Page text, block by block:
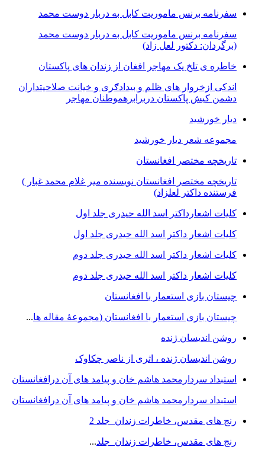
سفرنامه برنس ماموریت کابل به دربار دوست محمد
سفرنامه برنس ماموریت کابل به دربار دوست محمد
(برگردان: دکتور لعل زاد)
خاطره ی تلخ یک مھاجر افغان از زندان ھای پاکستان
اندکی ازخروار ھای ظلم و بیدادګری و خیانت صلاحیتداران
دشمن کیش پاکستان دربرابرھموطنان مھاجر
دیار خورشید
مجموعه شعر دیار خورشید
تاریخچه مختصر افغانستان
تاریخچه مختصر افغانستان نویسنده میر غلام محمد غبار )
فرستنده داکتر لعلزاد)
کلیات اشعارداکتر اسد الله حیدری جلد اول
کلیات اشعار داکتر اسد الله حیدری جلد اول
کلیات اشعار داکتر اسد الله حیدری جلد دوم
کلیات اشعار داکتر اسد الله حیدری جلد دوم
چيستان بازی استعمار با افغانستان
چيستان بازی استعمار با افغانستان (مجموعۀ مقاله ها...
روشن اندیسان ژنده
روشن اندیسان ژنده ، اثری از ناصر چکاوک
استبداد سردارمحمد هاشم خان و پیامد های آن درافغانستان
استبداد سردارمحمد هاشم خان و پیامد های آن درافغانستان
رنج های مقدس، خاطرات زندان جلد 2
رنج های مقدس، خاطرات زندان جلد...